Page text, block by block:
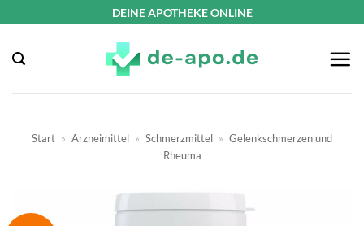
springen
DEINE APOTHEKE ONLINE
Start » Arzneimittel » Schmerzmittel » Gelenkschmerzen und
Rheuma